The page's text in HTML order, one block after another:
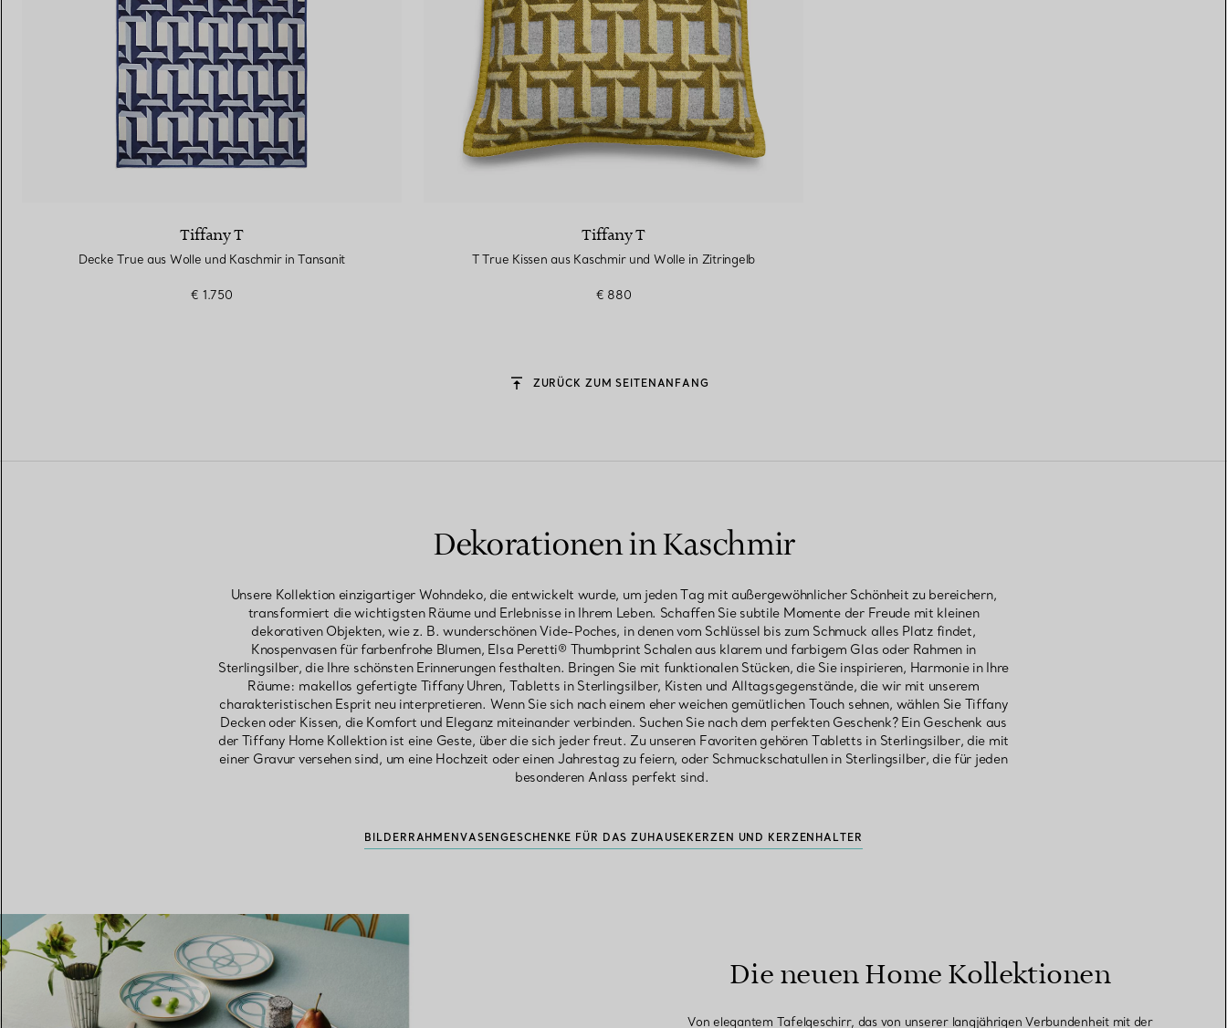
Tiffany T
Decke True aus Wolle und Kaschmir in Tansanit
€ 1.750
Tiffany T
T True Kissen aus Kaschmir und Wolle in Zitringelb
€ 880
ZURÜCK ZUM SEITENANFANG
Dekorationen in Kaschmir
Unsere Kollektion einzigartiger Wohndeko, die entwickelt wurde, um jeden Tag mit außergewöhnlicher Schönheit zu bereichern,
transformiert die wichtigsten Räume und Erlebnisse in Ihrem Leben. Schaffen Sie subtile Momente der Freude mit kleinen
dekorativen Objekten, wie z. B. wunderschönen Vide-Poches, in denen vom Schlüssel bis zum Schmuck alles Platz findet,
Knospenvasen für farbenfrohe Blumen, Elsa Peretti® Thumbprint Schalen aus klarem und farbigem Glas oder Rahmen in
Sterlingsilber, die Ihre schönsten Erinnerungen festhalten. Bringen Sie mit funktionalen Stücken, die Sie inspirieren, Harmonie in Ihre
Räume: makellos gefertigte Tiffany Uhren, Tabletts in Sterlingsilber, Kisten und Alltagsgegenstände, die wir mit unserem
charakteristischen Esprit neu interpretieren. Wenn Sie sich nach einem eher weichen gemütlichen Touch sehnen, wählen Sie Tiffany
Decken oder Kissen, die Komfort und Eleganz miteinander verbinden. Suchen Sie nach dem perfekten Geschenk? Ein Geschenk aus
der Tiffany Home Kollektion ist eine Geste, über die sich jeder freut. Zu unseren Favoriten gehören Tabletts in Sterlingsilber, die mit
einer Gravur versehen sind, um eine Hochzeit oder einen Jahrestag zu feiern, oder Schmuckschatullen in Sterlingsilber, die für jeden
besonderen Anlass perfekt sind.
BILDERRAHMEN VASENGESCHENKE FÜR DAS ZUHAUSE KERZEN UND KERZENHALTER
Die neuen Home Kollektionen
Von elegantem Tafelgeschirr, das von unserer langjährigen Verbundenheit mit der